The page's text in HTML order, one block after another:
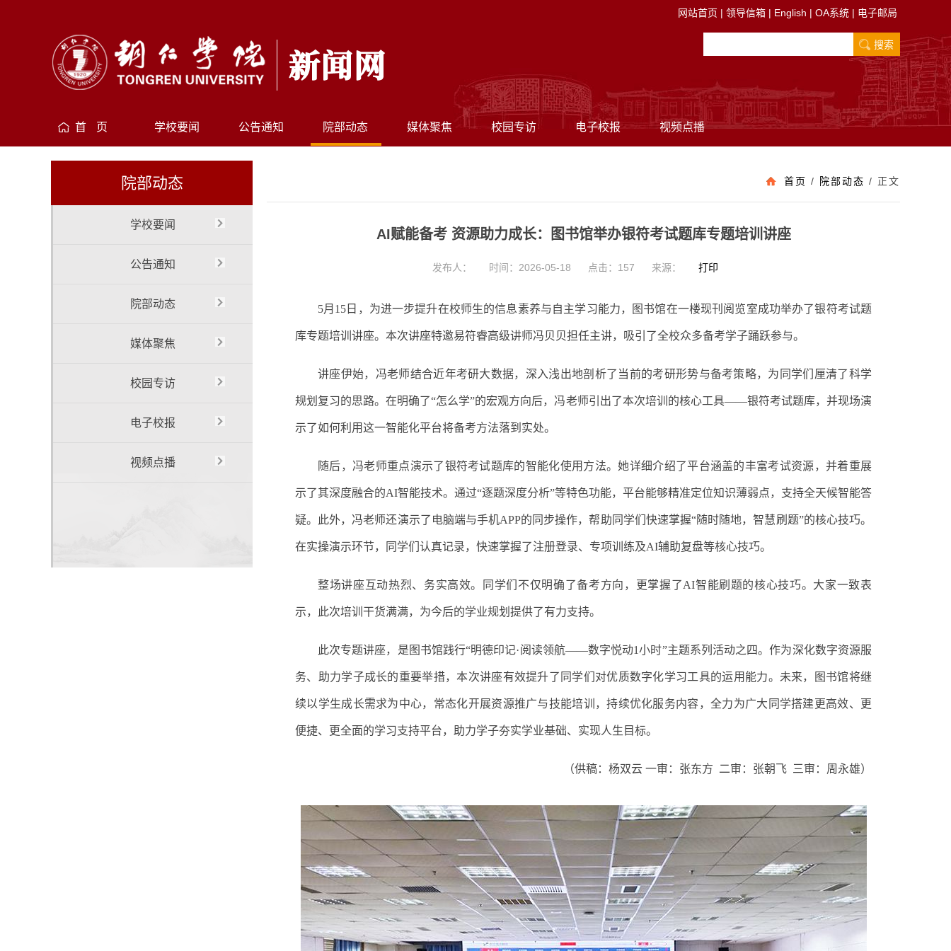
网站首页 | 领导信箱| English | OA系统| 电子邮局
首 页 学校要闻 公告通知 院部动态 媒体聚焦 校园专访 电子校报 视频点播
院部动态
学校要闻
公告通知
院部动态
媒体聚焦
校园专访
电子校报
视频点播
首页 / 院部动态 / 正文
AI赋能备考 资源助力成长：图书馆举办银符考试题库专题培训讲座
发布人： 时间：2026-05-18 点击： 157 来源： 打印
5月15日，为进一步提升在校师生的信息素养与自主学习能力， 图书馆在一楼现刊阅览室成功举办了银符考试题
库专题培训讲座。本次讲座特邀易符睿高级讲师冯贝贝担任主讲，吸引了全校众多备考学子踊跃参与。
讲座伊始，冯老师结合近年考研大数据，深入浅出地剖析了当前的考研形势与备考策略，为同学们厘清了科学
规划复习的思路。在明确了“怎么学”的宏观方向后，冯老师引出了本次培训的核心工具——银符考试题库，并现场演
示了如何利用这一智能化平台将备考方法落到实处。
随后，冯老师重点演示了银符考试题库的智能化使用方法。她详细介绍了平台涵盖的丰富考试资源，并着重展
示了其深度融合的AI智能技术。通过“逐题深度分析”等特色功能，平台能够精准定位知识薄弱点，支持全天候智能答
疑。此外，冯老师还演示了电脑端与手机APP的同步操作，帮助同学们快速掌握“随时随地，智慧刷题”的核心技巧。
在实操演示环节，同学们认真记录，快速掌握了注册登录、专项训练及AI辅助复盘等核心技巧。
整场讲座互动热烈、务实高效。同学们不仅明确了备考方向，更掌握了AI智能刷题的核心技巧。大家一致表
示，此次培训干货满满，为今后的学业规划提供了有力支持。
此次专题讲座，是图书馆践行“明德印记·阅读领航——数字悦动1小时”主题系列活动之四。作为深化数字资源服
务、助力学子成长的重要举措，本次讲座有效提升了同学们对优质数字化学习工具的运用能力。未来， 图书馆将继
续以学生成长需求为中心，常态化开展资源推广与技能培训，持续优化服务内容，全力为广大同学搭建更高效、更
便捷、更全面的学习支持平台，助力学子夯实学业基础、实现人生目标。
（供稿： 杨双云 一审 ： 张东方 二审 ： 张朝飞 三审 ： 周永雄）